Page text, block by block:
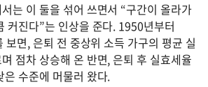
는 이 둘을 섞어 쓰면서 “구간이 올라가
커진다”는 인상을 준다. 1950년부터
면, 은퇴 전 중상위 소득 가구의 평균 실
점차 상승해 온 반면, 은퇴 후 실효세율
수준에 머물러 왔다.